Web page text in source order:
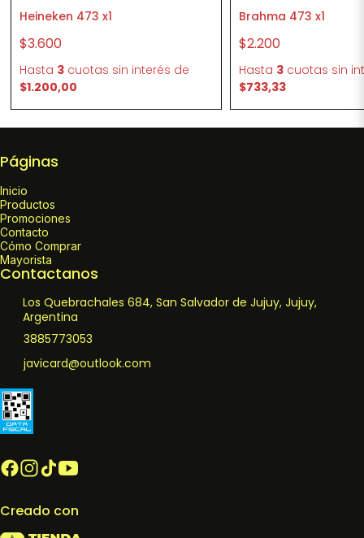
Heineken 473 x1
$3.600
Hasta 3cuotas sin interés de
$1.200,00
Brahma 473 x1
$2.200
Hasta 3 cuotas sin
$733,33
Páginas
Inicio
Productos
Promociones
Contacto
Cómo Comprar
Mayorista
Contactanos
Los Quebrachales 684, San Salvador de Jujuy, Jujuy,
Argentina
3885773053
javicard@outlook.com
Creado con